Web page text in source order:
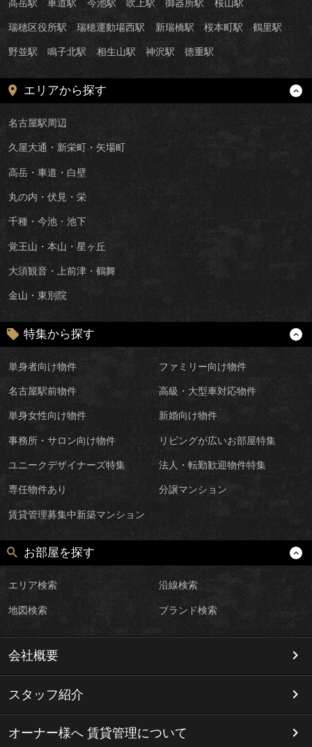
高岳駅 車道駅 今池駅 吹上駅 御器所駅 桜山駅
瑞穂区役所駅 瑞穂運動場西駅 新瑞橋駅 桜本町駅 鶴里駅
野並駅 鳴子北駅 相生山駅 神沢駅 徳重駅
エリアから探す
名古屋駅周辺
久屋大通・新栄町・矢場町
高岳・車道・白壁
丸の内・伏見・栄
千種・今池・池下
覚王山・本山・星ヶ丘
大須観音・上前津・鶴舞
金山・東別院
特集から探す
単身者向け物件 ファミリー向け物件
名古屋駅前物件 高級・大型車対応物件
単身女性向け物件 新婚向け物件
事務所・サロン向け物件 リビングが広いお部屋特集
ユニークデザイナーズ特集 法人・転勤歓迎物件特集
専任物件あり 分譲マンション
賃貸管理募集中新築マンション
お部屋を探す
エリア検索 沿線検索
地図検索 ブランド検索
会社概要
スタッフ紹介
オーナー様へ 賃貸管理について